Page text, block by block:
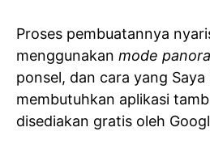
Proses pembuatannya
menggunakan mode
ponsel, dan cara yang
membutuhkan aplikasi
disediakan gratis oleh